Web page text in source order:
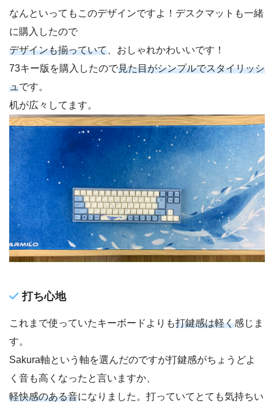
なんといってもこのデザインですよ！デスクマットも一緒
に購入したので
デザインも揃っていて 、おしゃれかわいいです！
73キー版を購入したので見た目がシンプルでスタイリッシ
ュです。
机が広々してます。
打ち心地
これまで使っていたキーボードよりも打鍵感は軽く感じま
す。
Sakura軸という軸を選んだのですが打鍵感がちょうどよ
く音も高くなったと言いますか、
軽快感のある音になりました。打っていてとても気持ちい